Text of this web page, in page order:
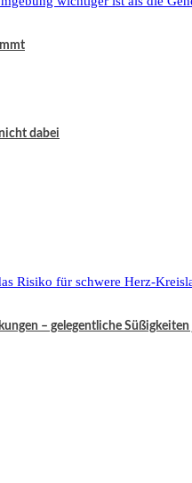
dabei
– gelegentliche